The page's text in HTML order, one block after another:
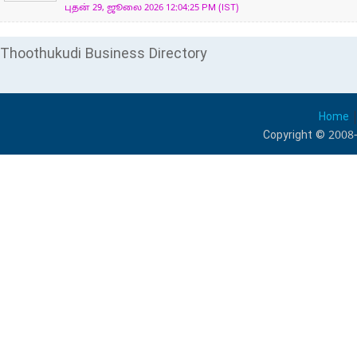
புதன் 29, ஜூலை 2026 12:04:25 PM (IST)
Thoothukudi Business Directory
Home
Copyright ©